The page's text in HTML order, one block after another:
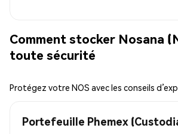
Comment stocker Nosana
toute sécurité
Protégez votre NOS avec les conseils
Portefeuille Phemex